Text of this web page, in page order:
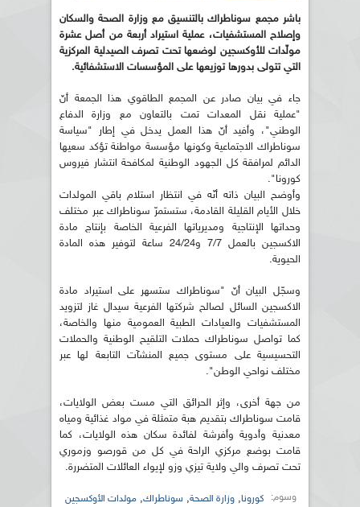
باشر مجمع سوناطراك بالتنسيق مع وزارة الصحة والسكان
وإصلاح المستشفيات، عملية استيراد أربعة من أصل عشرة
مولّدات للأوكسجين لوضعها تحت تصرف الصيدلية المركزية
التي تتولى بدورها توزيعها على المؤسسات الاستشفائية.
جاء في بيان صادر عن المجمع الطاقوي هذا الجمعة أنّ
"عملية نقل المعدات تمت بالتعاون مع وزارة الدفاع
الوطني"، وأفيد أنّ هذا العمل يدخل في إطار "سياسة
سوناطراك الاجتماعية وكونها مؤسسة مواطنة تؤكد سعيها
الدائم لمرافقة كل الجهود الوطنية لمكافحة انتشار فيروس
كورونا".
وأوضح البيان ذاته أنّه في انتظار استلام باقي المولدات
خلال الأيام القليلة القادمة، ستستمرّ سوناطراك عبر مختلف
وحداتها الإنتاجية ومديرياتها الفرعية الخاصة بإنتاج مادة
الاكسجين بالعمل 7/7 و24/24 ساعة لتوفير هذه المادة
الحيوية.
وسجّل البيان أنّ "سوناطراك ستسهر على استيراد مادة
الاكسجين السائل لصالح شركتها الفرعية سيدال غاز لتزويد
المستشفيات والعيادات الطبية العمومية منها والخاصة،
كما تواصل سوناطراك حملات التلقيح الوطنية والحملات
التحسيسية على مستوى جميع المنشآت التابعة لها عبر
مختلف نواحي الوطن".
من جهة أخرى، وإثر الحرائق التي مست بعض الولايات،
قامت سوناطراك بتقديم هبة متمثلة في مواد غذائية ومياه
معدنية وأدوية وأفرشة لفائدة سكان هذه الولايات، كما
قامت بوضع مركزي الراحة في كل من قورصو وزموري
تحت تصرف والي ولاية تيزي وزو لإيواء العائلات المتضررة.
وسوم: كورونا, وزارة الصحة, سوناطراك, مولدات الأوكسجين